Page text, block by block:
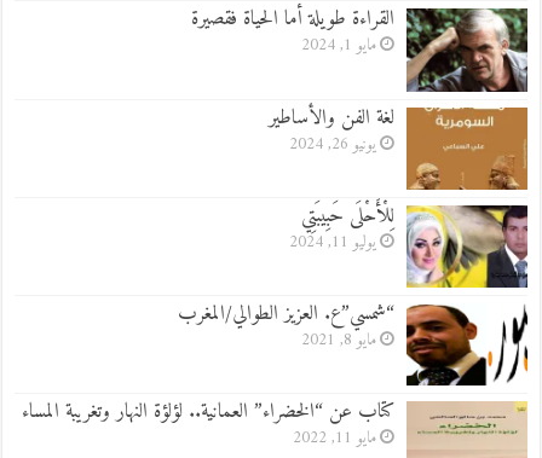
القراءة طويلة أما الحياة فقصيرة
مايو 1, 2024
لغة الفن والأساطير
يونيو 26, 2024
لِلْأَحْلَى حَبِيبَتِي
يوليو 11, 2024
“شمسي”ع. العزيز الطوالي/المغرب
مايو 8, 2021
كتاب عن “الخضراء” العمانية.. لؤلؤة النهار وتغريبة المساء
مايو 11, 2022